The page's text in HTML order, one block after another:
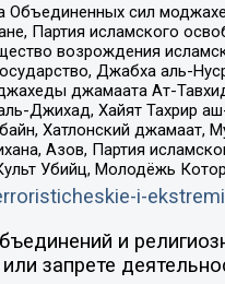
сил
Партия исламского
возрождения
Джабха аль-
джамаата Ат-
Джихад, Хайят Тахрир
Хатлонский джамаат,
Азов, Партия
Убийц, Молодёжь
i-
и
запрете